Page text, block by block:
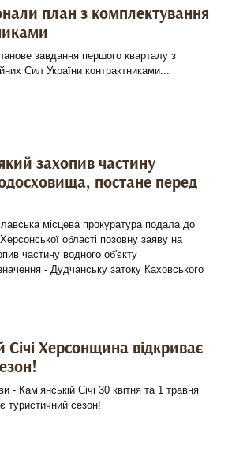
план з комплектування
завдання першого кварталу з
Сил України контрактниками...
захопив частину
постане перед
місцева прокуратура подала до
області позовну заяву на
частину водного об'єкту
- Дудчанську затоку Каховського
Січі Херсонщина відкриває
- Кам’янській Січі 30 квітня та 1 травня
туристичний сезон!